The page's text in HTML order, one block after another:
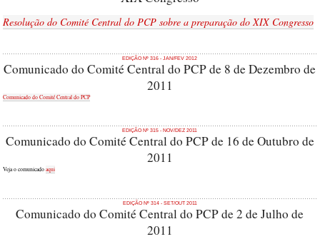
Resolução do Comité Central do PCP sobre a preparação do XIX Congresso
EDIÇÃO Nº 316 - JAN/FEV 2012
Comunicado do Comité Central do PCP de 8 de Dezembro de
2011
Comunicado do Comité Central do PCP
EDIÇÃO Nº 315 - NOV/DEZ 2011
Comunicado do Comité Central do PCP de 16 de Outubro de
2011
Veja o comunicadoaqui
EDIÇÃO Nº 314 - SET/OUT 2011
Comunicado do Comité Central do PCP de 2 de Julho de
2011